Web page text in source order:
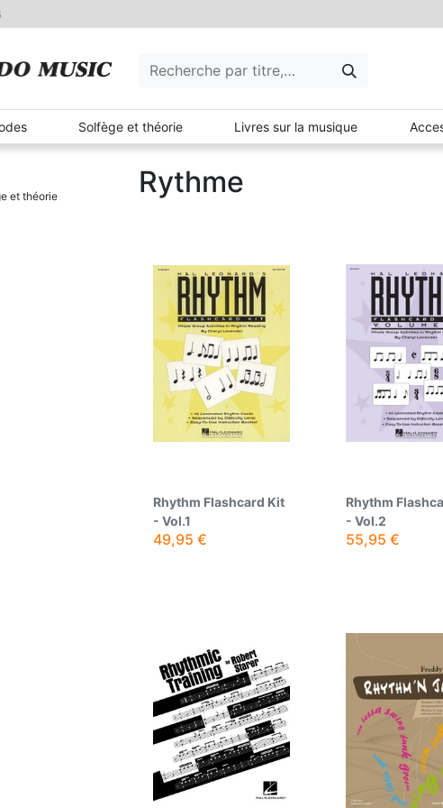
Solfège et théorie Livres sur la musique
et théorie Rythme
Rhythm Flashcard Kit
- Vol.1
49,95 €
Rhythm
- Vol.2
55,95 €